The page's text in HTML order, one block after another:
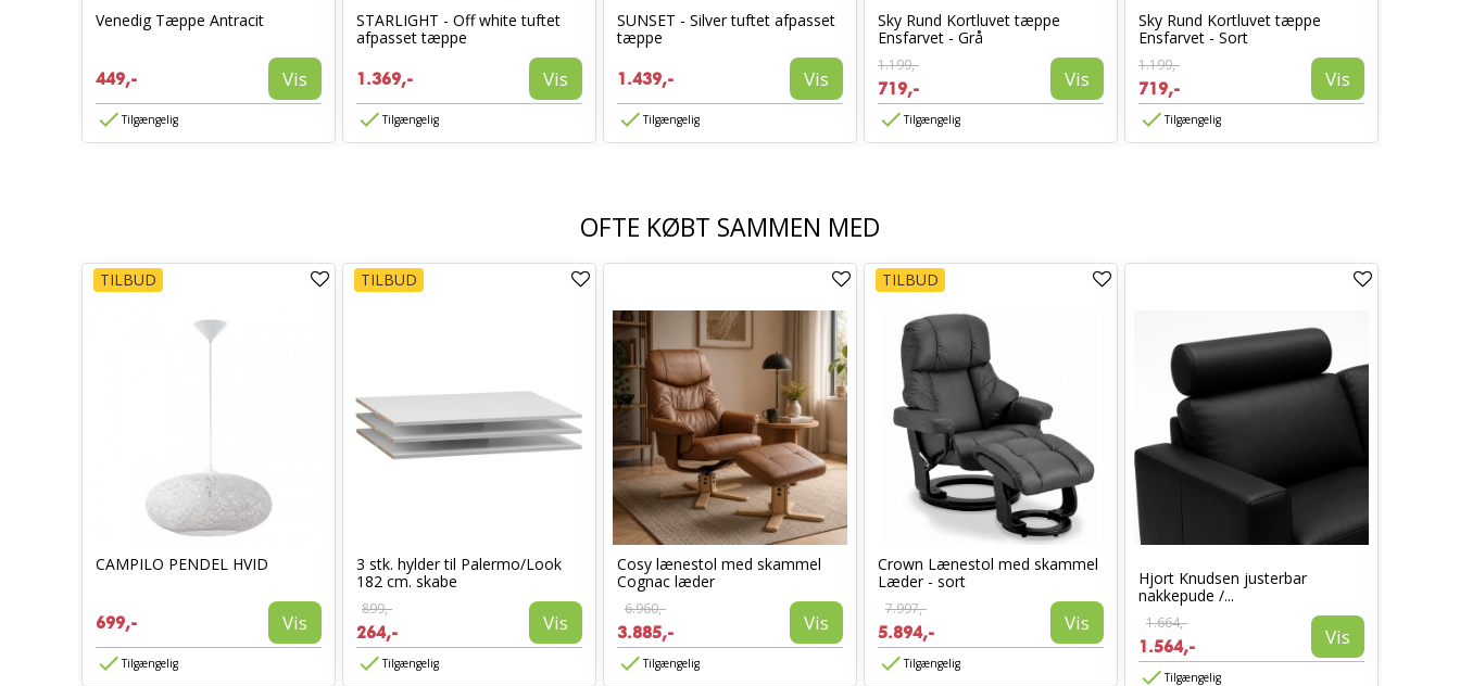
Venedig Tæppe Antracit
449,- Vis
Tilgængelig
STARLIGHT - Off white tuftet
afpasset tæppe
1.369,- Vis
Tilgængelig
SUNSET - Silver tuftet afpasset
tæppe
1.439,- Vis
Tilgængelig
Sky Rund Kortluvet tæppe
Ensfarvet - Grå
1.199,-
719,- Vis
Tilgængelig
Sky Rund Kortluvet tæppe
Ensfarvet - Sort
1.199,-
719,- Vis
Tilgængelig
OFTE KØBT SAMMEN MED
TILBUD
CAMPILO PENDEL HVID
699,- Vis
Tilgængelig
TILBUD
3 stk. hylder til Palermo/Look
182 cm. skabe
899,-
264,- Vis
Tilgængelig
Cosy lænestol med skammel
Cognac læder
6.960,-
3.885,- Vis
Tilgængelig
TILBUD
Crown Lænestol med skammel
Læder - sort
7.997,-
5.894,- Vis
Tilgængelig
Hjort Knudsen justerbar
nakkepude /...
1.664,-
1.564,- Vis
Tilgængelig